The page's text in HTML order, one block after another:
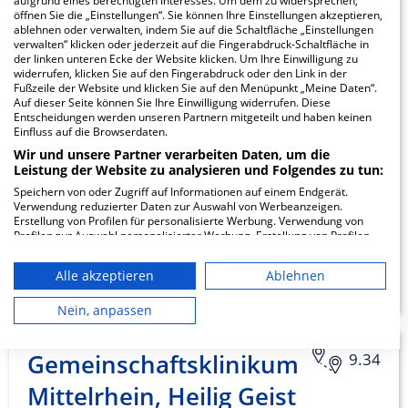
Medizinisches Zentrum
Lahnhöhe am
Mittelrhein
Am Kurpark 1
56112 Lahnstein
ZUM PROFIL
9.34
Gemeinschaftsklinikum
Mittelrhein, Heilig Geist
öffnen Sie die „Einstellungen“. Sie können Ihre Einstellungen akzeptieren,
ablehnen oder verwalten, indem Sie auf die Schaltfläche „Einstellungen
verwalten“ klicken oder jederzeit auf die Fingerabdruck-Schaltfläche in
der linken unteren Ecke der Website klicken. Um Ihre Einwilligung zu
widerrufen, klicken Sie auf den Fingerabdruck oder den Link in der
Fußzeile der Website und klicken Sie auf den Menüpunkt „Meine Daten“.
Auf dieser Seite können Sie Ihre Einwilligung widerrufen. Diese
Entscheidungen werden unseren Partnern mitgeteilt und haben keinen
Einfluss auf die Browserdaten.
Wir und unsere Partner verarbeiten Daten, um die
Leistung der Website zu analysieren und Folgendes zu tun:
Speichern von oder Zugriff auf Informationen auf einem Endgerät.
Verwendung reduzierter Daten zur Auswahl von Werbeanzeigen.
Erstellung von Profilen für personalisierte Werbung. Verwendung von
Profilen zur Auswahl personalisierter Werbung. Erstellung von Profilen
personalisierter Inhalte. Messung der Werbeleistung. Messung der
Performance von Inhalten. Analyse von Zielgruppen durch Statistiken
oder Kombinationen von Daten aus verschiedenen Quellen. Entwicklung
und Verbesserung der Angebote. Verwendung reduzierter Daten zur
Auswahl von Inhalten.
die USA gesendet werden.
Ihre Einwilligung und die cookie Richtlinie gelten ausschließlich für diese
Website/App.
Alle akzeptieren
Ablehnen
Nein, anpassen